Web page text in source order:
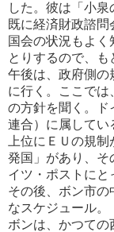
した。彼は「小泉
既に経済財政諮問
国会の状況もよく
とりするので、も
午後は、政府側の
に行く。ここでは
の方針を聞く。ド
連合）に属してい
上位にＥＵの規制
発国」があり、そ
イツ・ポストにと
その後、ボン市の
なスケジュール。
ボンは、かつての